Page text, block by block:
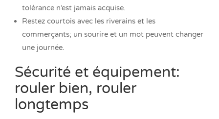
tolérance n’est jamais acquise.
Restez courtois avec les riverains et les
commerçants; un sourire et un mot peuvent changer
une journée.
Sécurité et équipement:
rouler bien, rouler
longtemps